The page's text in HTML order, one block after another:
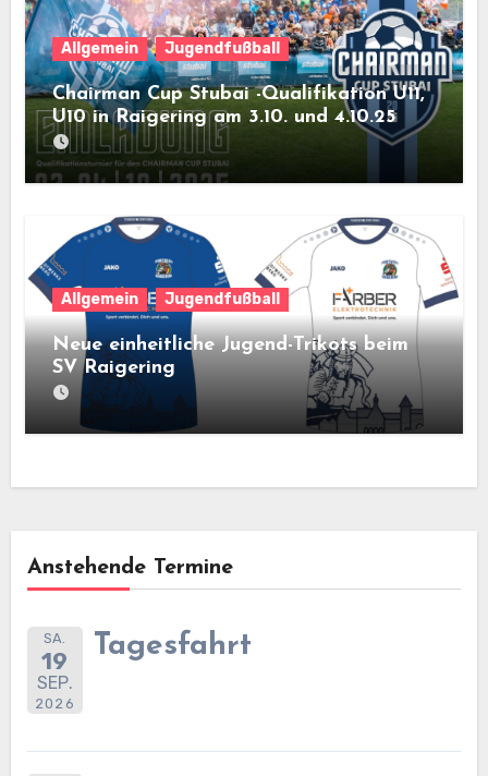
Allgemein Jugendfußball
Chairman Cup Stubai -Qualifikation U11,
U10 in Raigering am 3.10. und 4.10.25
Allgemein Jugendfußball
Neue einheitliche Jugend-Trikots beim
SV Raigering
Anstehende Termine
SA.
19
SEP.
2026
Tagesfahrt